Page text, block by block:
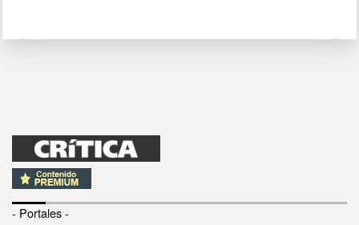
- Portales -